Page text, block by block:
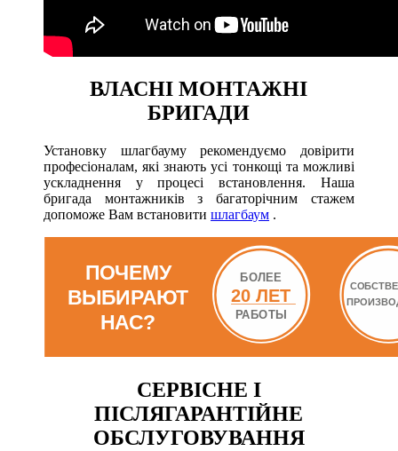
ВЛАСНІ МОНТАЖНІ
БРИГАДИ
Установку шлагбауму рекомендуємо довірити
професіоналам, які знають усі тонкощі та можливі
ускладнення у процесі встановлення. Наша
бригада монтажників з багаторічним стажем
допоможе Вам встановитишлагбаум .
СЕРВІСНЕ І
ПІСЛЯГАРАНТІЙНЕ
ОБСЛУГОВУВАННЯ